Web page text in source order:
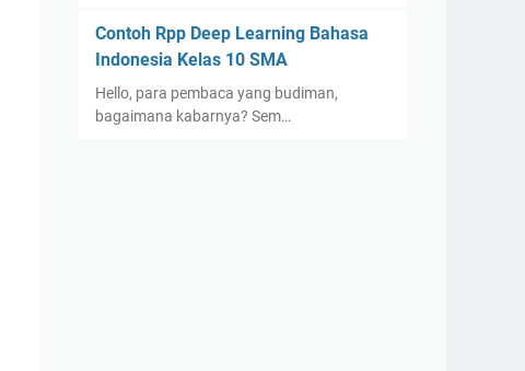
Contoh Rpp Deep Learning Bahasa
Indonesia Kelas 10 SMA
Hello, para pembaca yang budiman,
bagaimana kabarnya? Sem…